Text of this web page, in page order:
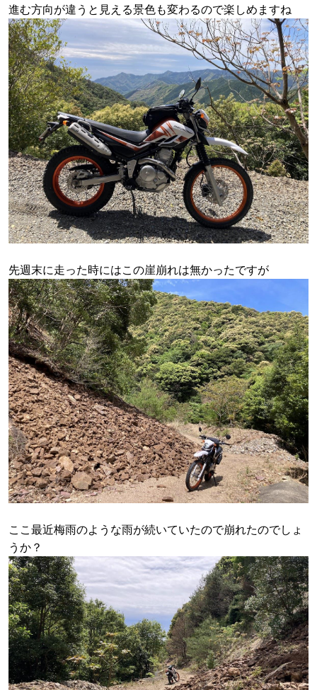
進む方向が違うと見える景色も変わるので楽しめますね
先週末に走った時にはこの崖崩れは無かったですが
ここ最近梅雨のような雨が続いていたので崩れたのでしょ
うか？